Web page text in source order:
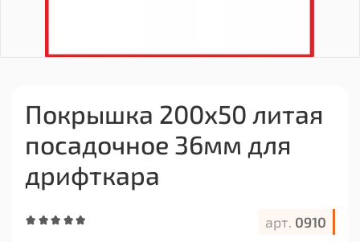
арт. 0910
Покрышка 200х50 литая
посадочное 36мм для
дрифткара